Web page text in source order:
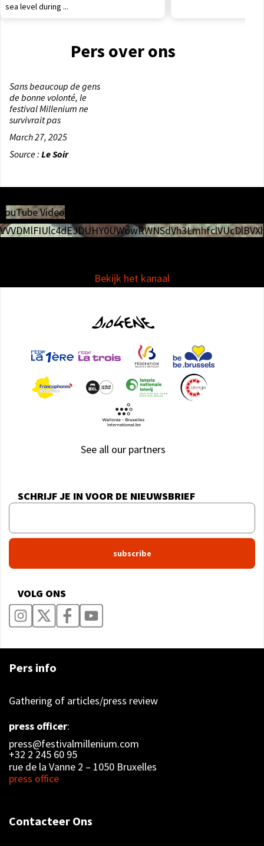
sea level during ...
Pers over ons
Sans beaucoup de gens
de bonne volonté, le
festival Millenium ne
survivrait pas
March 27, 2025
Source : Le Soir
YouTube Video
Bekijk het kanaal
See all our partners
SCHRIJF JE IN VOOR DE NIEUWSBRIEF
VOLG ONS
Pers info
Gathering of articles/press review
press officer:
press@festivalmillenium.com
+32 2 245 60 95
rue de la Vanne 2 – 1050 Bruxelles
press office
Contacteer Ons